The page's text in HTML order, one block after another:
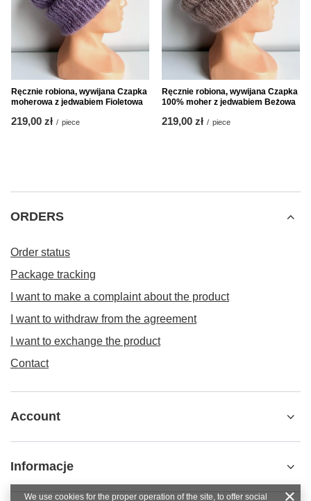
Ręcznie robiona, wywijana Czapka
moherowa z jedwabiem Fioletowa
219,00 zł / piece
Ręcznie robiona, wywijana Czapka
100% moher z jedwabiem Beżowa
219,00 zł / piece
ORDERS
Order status
Package tracking
I want to make a complaint about the product
I want to withdraw from the agreement
I want to exchange the product
Contact
Account
Informacje
We use cookies for the proper operation of the site, to offer social